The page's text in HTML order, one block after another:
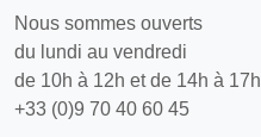
Nous sommes ouverts
du lundi au vendredi
de 10h à 12h et de 14h à 17h
+33 (0)9 70 40 60 45